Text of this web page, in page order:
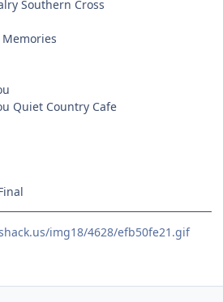
Southern Cross
Quiet Country Cafe
img18/4628/efb50fe21.gif